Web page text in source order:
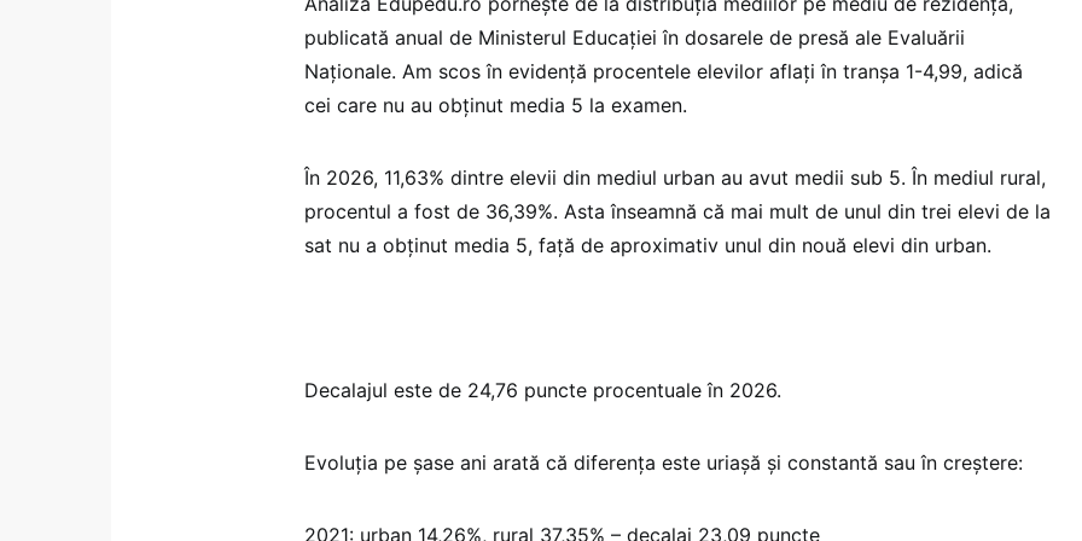
publicată anual de Ministerul Educației în dosarele de presă ale Evaluării
Naționale. Am scos în evidență procentele elevilor aflați în tranșa 1-4,99, adică
cei care nu au obținut media 5 la examen.
În 2026, 11,63% dintre elevii din mediul urban au avut medii sub 5. În mediul rural,
procentul a fost de 36,39%. Asta înseamnă că mai mult de unul din trei elevi de la
sat nu a obținut media 5, față de aproximativ unul din nouă elevi din urban.
Decalajul este de 24,76 puncte procentuale în 2026.
Evoluția pe șase ani arată că diferența este uriașă și constantă sau în creștere:
2021: urban 14,26%, rural 37,35% – decalaj 23,09 puncte